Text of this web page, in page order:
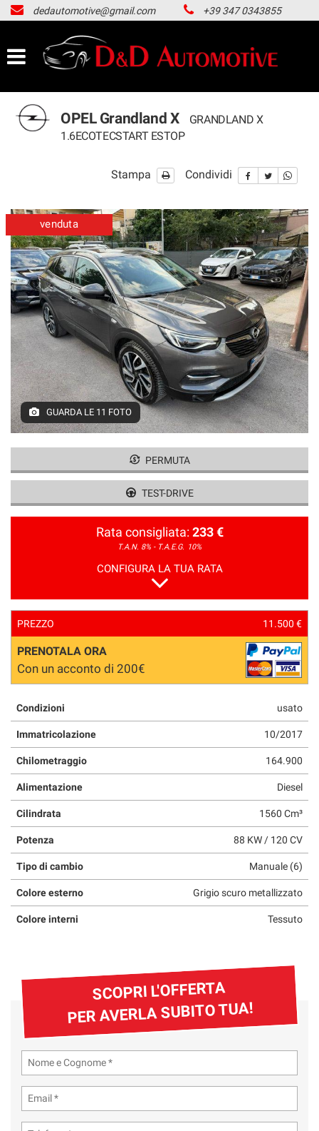
HOME
LISTA VEICOLI
ACQUISTIAMO USATO
AREA COMMERCIANTI
dedautomotive@gmail.com +39 347 0343855
OPEL Grandland X
GRANDLAND X
1.6ECOTECSTART ESTOP
Stampa Condividi
venduta
GUARDA LE 11 FOTO
PERMUTA
TEST-DRIVE
Rata consigliata: 233 €
T.A.N. 8% - T.A.E.G. 10%
CONFIGURA LA TUA RATA
PREZZO 11.500 €
PRENOTALA ORA
Con un acconto di 200€
Condizioni usato
Immatricolazione 10/2017
Chilometraggio 164.900
Alimentazione Diesel
Cilindrata 1560 Cm³
Potenza 88 KW / 120 CV
Tipo di cambio Manuale (6)
Colore esterno Grigio scuro metallizzato
Colore interni Tessuto
SCOPRI L'OFFERTA
PER AVERLA SUBITO TUA!